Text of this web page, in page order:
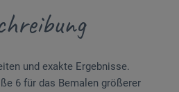
und exakte Ergebnisse.
6 für das Bemalen größerer